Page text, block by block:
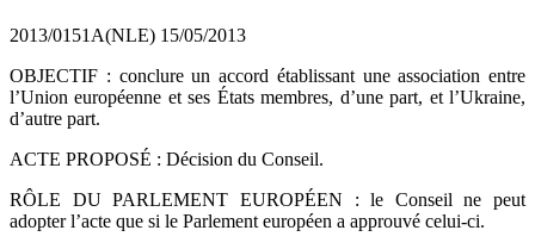
2013/0151A(NLE) 15/05/2013
OBJECTIF : conclure un accord établissant une association entre
l’Union européenne et ses États membres, d’une part, et l’Ukraine,
d’autre part.
ACTE PROPOSÉ : Décision du Conseil.
RÔLE DU PARLEMENT EUROPÉEN : le Conseil ne peut
adopter l’acte que si le Parlement européen a approuvé celui-ci.